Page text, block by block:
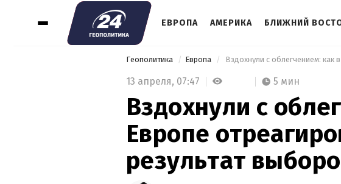
ЕВРОПА АМЕРИКА БЛИЖНИЙ
Геополитика Европа
13 апреля, 07:47 5 мин
Вздохнули с
Европе
результат